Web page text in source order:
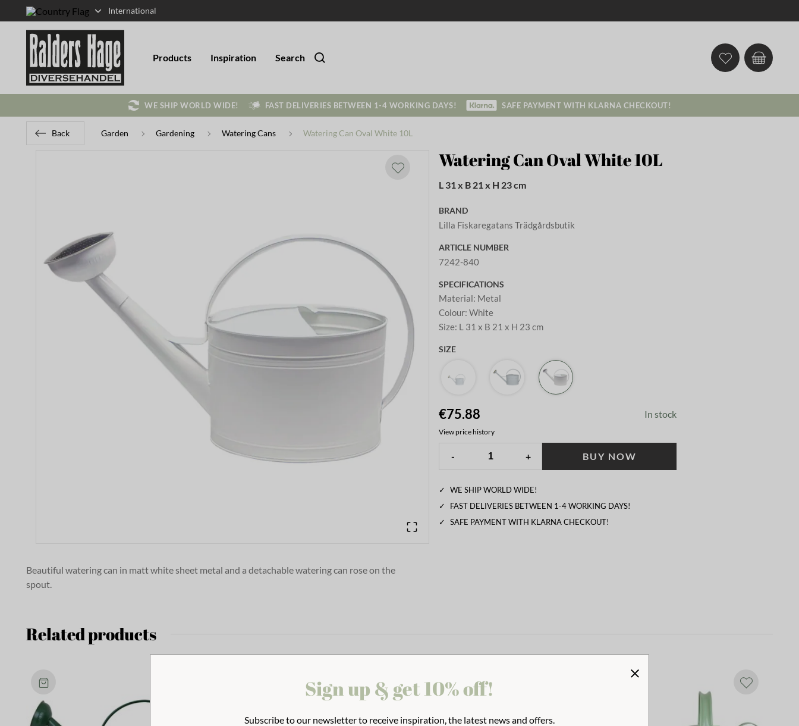
International
Products Inspiration Search
WE SHIP WORLD WIDE! FAST DELIVERIES BETWEEN 1-4 WORKING DAYS! SAFE PAYMENT WITH KLARNA CHECKOUT!
Back Garden Gardening Watering Cans Watering Can Oval White 10L
Beautiful watering can in matt white sheet metal and a detachable watering can rose on the
spout.
Watering Can Oval White 10L
L 31 x B 21 x H 23 cm
BRAND
Lilla Fiskaregatans Trädgårdsbutik
ARTICLE NUMBER
7242-840
SPECIFICATIONS
Material: Metal
Colour:White
Size: L 31 x B 21 x H 23 cm
SIZE
€75.88 In stock
View price history
- + BUY NOW
✓
WE SHIP WORLD WIDE!
✓
FAST DELIVERIES BETWEEN 1-4 WORKING DAYS!
✓
SAFE PAYMENT WITH KLARNA CHECKOUT!
Related products
Sign up & get 10% off!
Subscribe to our newsletter to receive inspiration, the latest news and offers.